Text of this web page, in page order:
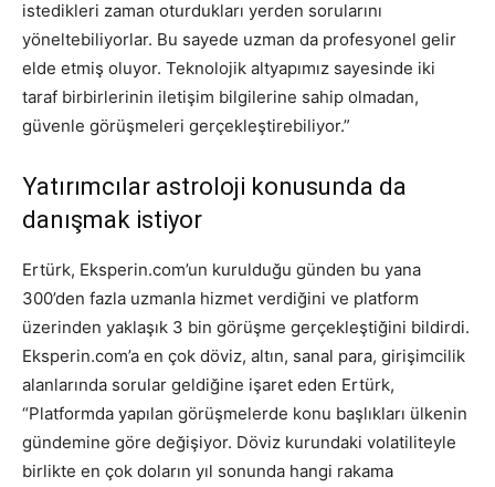
istedikleri zaman oturdukları yerden sorularını
yöneltebiliyorlar. Bu sayede uzman da profesyonel gelir
elde etmiş oluyor. Teknolojik altyapımız sayesinde iki
taraf birbirlerinin iletişim bilgilerine sahip olmadan,
güvenle görüşmeleri gerçekleştirebiliyor.”
Yatırımcılar astroloji konusunda da
danışmak istiyor
Ertürk, Eksperin.com’un kurulduğu günden bu yana
300’den fazla uzmanla hizmet verdiğini ve platform
üzerinden yaklaşık 3 bin görüşme gerçekleştiğini bildirdi.
Eksperin.com’a en çok döviz, altın, sanal para, girişimcilik
alanlarında sorular geldiğine işaret eden Ertürk,
“Platformda yapılan görüşmelerde konu başlıkları ülkenin
gündemine göre değişiyor. Döviz kurundaki volatiliteyle
birlikte en çok doların yıl sonunda hangi rakama